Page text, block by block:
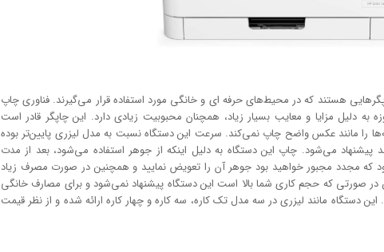
هستند که در محیط‌های حرفه ای و خانگی مورد استفاده قرار می‌گیرند. فناوری چاپ
توسعه یافت، امروزه به دلیل مزایا و معایب بسیار زیاد، همچنان محبوبیت زیادی دارد. این چاپگر قادر است
را مانند عکس واضح چاپ نمی‌کند. سرعت این دستگاه نسبت به مدل لیزری پایین‌تر بوده
می‌شود. چاپ این دستگاه به دلیل اینکه از جوهر استفاده می‌شود، بعد از مدت
که مجدد مجبور خواهید بود جوهر آن را تعویض نمایید و همچنین در صورت مصرف زیاد
صورتی که حجم کاری شما بالا است این دستگاه پیشنهاد نمی‌شود و برای مصارف خانگی
دستگاه مانند لیزری در سه مدل تک کاره، سه کاره و چهار کاره ارائه شده و از نظر قیمت